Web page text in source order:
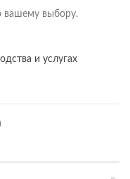
вашему выбору.
и услугах